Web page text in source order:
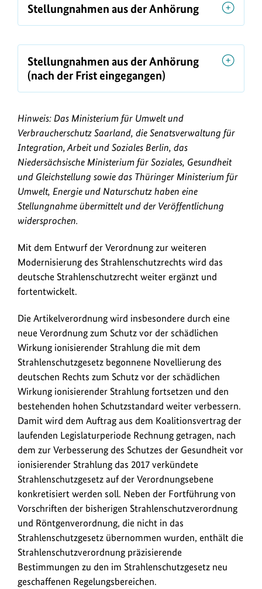
i
Stellungnahmen aus der Anhörung
Stellungnahmen aus der Anhörung
(nach der Frist eingegangen)
Hinweis: Das Ministerium für Umwelt und
Verbraucherschutz Saarland, die Senatsverwaltung für
Integration, Arbeit und Soziales Berlin, das
Niedersächsische Ministerium für Soziales, Gesundheit
und Gleichstellung sowie das Thüringer Ministerium für
Umwelt, Energie und Naturschutz haben eine
Stellungnahme übermittelt und der Veröffentlichung
widersprochen.
Mit dem Entwurf der Verordnung zur weiteren
Modernisierung des Strahlenschutzrechts wird das
deutsche Strahlenschutzrecht weiter ergänzt und
fortentwickelt.
Die Artikelverordnung wird insbesondere durch eine
neue Verordnung zum Schutz vor der schädlichen
Wirkung ionisierender Strahlung die mit dem
Strahlenschutzgesetz begonnene Novellierung des
deutschen Rechts zum Schutz vor der schädlichen
Wirkung ionisierender Strahlung fortsetzen und den
bestehenden hohen Schutzstandard weiter verbessern.
Damit wird dem Auftrag aus dem Koalitionsvertrag der
laufenden Legislaturperiode Rechnung getragen, nach
dem zur Verbesserung des Schutzes der Gesundheit vor
ionisierender Strahlung das 2017 verkündete
Strahlenschutzgesetz auf der Verordnungsebene
konkretisiert werden soll. Neben der Fortführung von
Vorschriften der bisherigen Strahlenschutzverordnung
und Röntgenverordnung, die nicht in das
Strahlenschutzgesetz übernommen wurden, enthält die
Strahlenschutzverordnung präzisierende
Bestimmungen zu den im Strahlenschutzgesetz neu
geschaffenen Regelungsbereichen.